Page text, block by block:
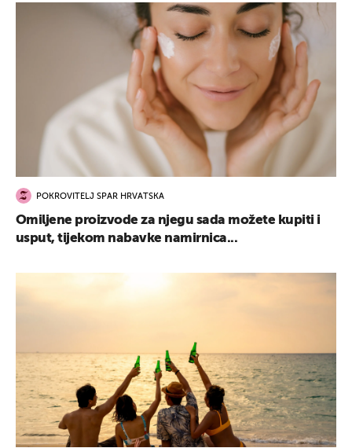
POKROVITELJ SPAR HRVATSKA
Omiljene proizvode za njegu sada možete kupiti i
usput, tijekom nabavke namirnica...